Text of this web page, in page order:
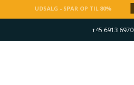
UDSALG - SPAR OP TIL 80%
+45 6913 6970